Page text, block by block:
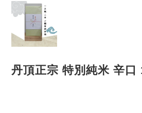
丹頂正宗 特別純米 辛口